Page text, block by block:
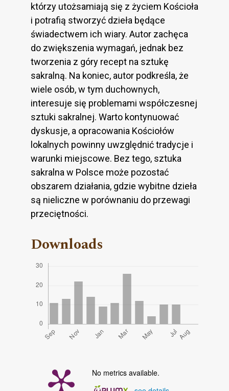
którzy utożsamiają się z życiem Kościoła
i potrafią stworzyć dzieła będące
świadectwem ich wiary. Autor zachęca
do zwiększenia wymagań, jednak bez
tworzenia z góry recept na sztukę
sakralną. Na koniec, autor podkreśla, że
wiele osób, w tym duchownych,
interesuje się problemami współczesnej
sztuki sakralnej. Warto kontynuować
dyskusje, a opracowania Kościołów
lokalnych powinny uwzględnić tradycje i
warunki miejscowe. Bez tego, sztuka
sakralna w Polsce może pozostać
obszarem działania, gdzie wybitne dzieła
są nieliczne w porównaniu do przewagi
przeciętności.
Downloads
No metrics available.